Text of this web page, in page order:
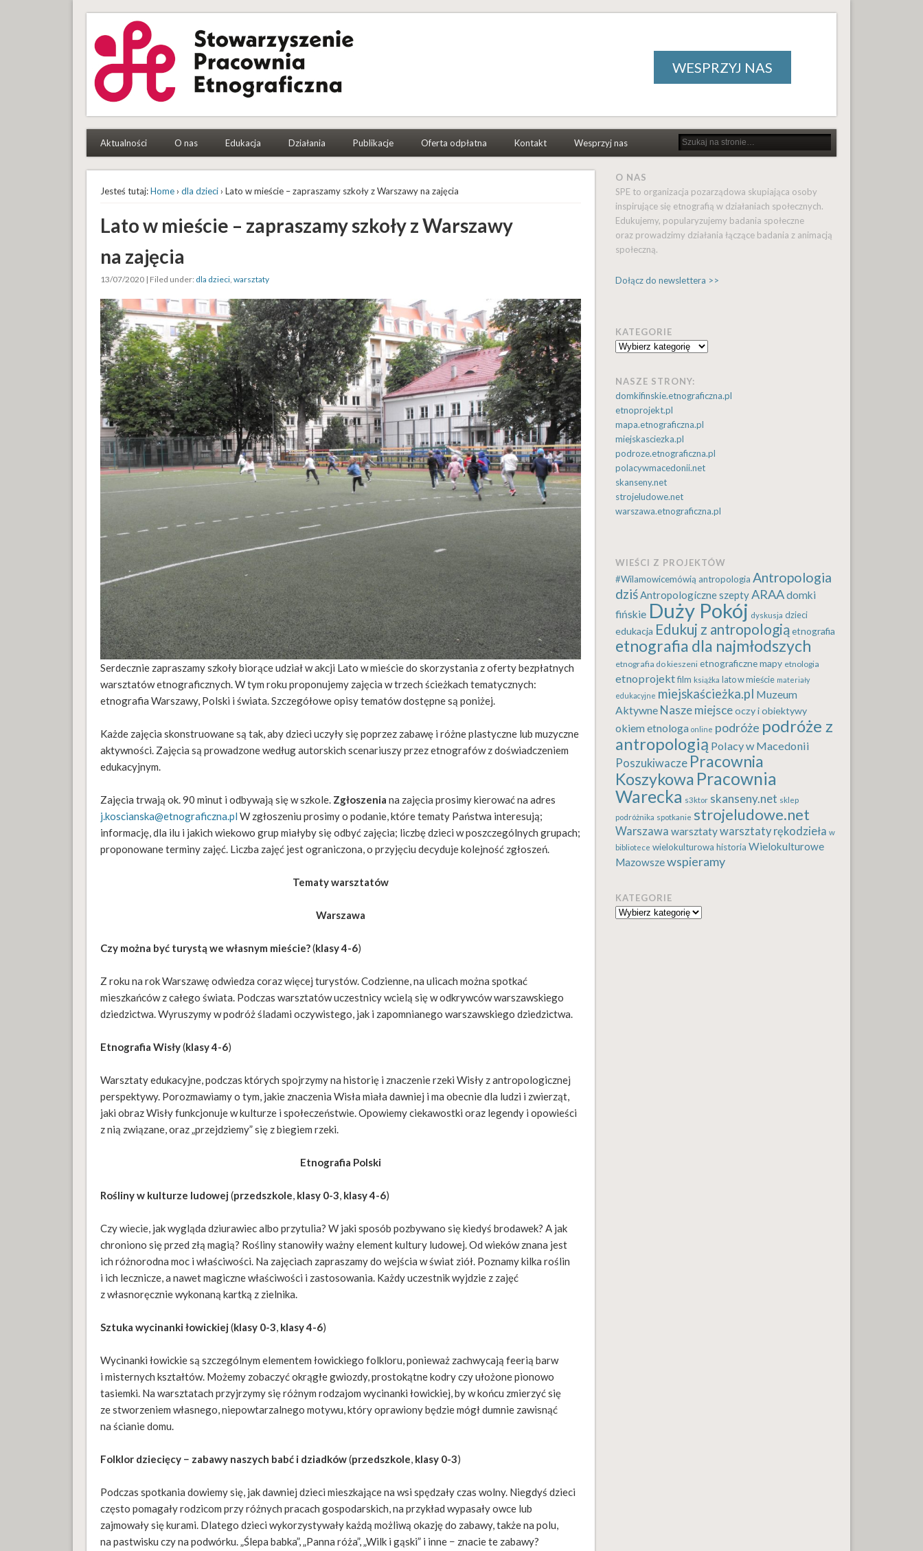
Stowarzyszenie Pracownia Etnograficzna
To etnografki i etnografowie, którym się chce
WESPRZYJ NAS
Aktualności O nas Edukacja Działania Publikacje Oferta odpłatna Kontakt Wesprzyj nas
Jesteś tutaj:Home› dla dzieci› Lato w mieście – zapraszamy szkoły z Warszawy na zajęcia
Lato w mieście – zapraszamy szkoły z Warszawy
na zajęcia
13/07/2020 | Filed under: dla dzieci, warsztaty
Serdecznie zapraszamy szkoły biorące udział w akcji Lato w mieście do skorzystania z oferty bezpłatnych
warsztatów etnograficznych. W tym roku proponujemy zajęcia w trzech ścieżkach tematycznych:
etnografia Warszawy, Polski i świata. Szczegółowe opisy tematów dostępne są poniżej.
Każde zajęcia skonstruowane są tak, aby dzieci uczyły się poprzez zabawę i różne plastyczne lub muzyczne
aktywności. Zajęcia są prowadzone według autorskich scenariuszy przez etnografów z doświadczeniem
edukacyjnym.
Zajęcia trwają ok. 90 minut i odbywają się w szkole. Zgłoszenia na zajęcia prosimy kierować na adres
j.koscianska@etnograficzna.pl W zgłoszeniu prosimy o podanie, które tematy Państwa interesują;
informację, dla ilu i jakich wiekowo grup miałyby się odbyć zajęcia; liczbę dzieci w poszczególnych grupach;
proponowane terminy zajęć. Liczba zajęć jest ograniczona, o przyjęciu decyduje kolejność zgłoszeń.
Tematy warsztatów
Warszawa
Czy można być turystą we własnym mieście?(klasy 4-6)
Z roku na rok Warszawę odwiedza coraz więcej turystów. Codzienne, na ulicach można spotkać
mieszkańców z całego świata. Podczas warsztatów uczestnicy wcielą się w odkrywców warszawskiego
dziedzictwa. Wyruszymy w podróż śladami oczywistego, jak i zapomnianego warszawskiego dziedzictwa.
Etnografia Wisły(klasy 4-6)
Warsztaty edukacyjne, podczas których spojrzymy na historię i znaczenie rzeki Wisły z antropologicznej
perspektywy. Porozmawiamy o tym, jakie znaczenia Wisła miała dawniej i ma obecnie dla ludzi i zwierząt,
jaki obraz Wisły funkcjonuje w kulturze i społeczeństwie. Opowiemy ciekawostki oraz legendy i opowieści
z nią związane, oraz „przejdziemy” się z biegiem rzeki.
Etnografia Polski
Rośliny w kulturze ludowej (przedszkole, klasy 0-3, klasy 4-6)
Czy wiecie, jak wygląda dziurawiec albo przytulia? W jaki sposób pozbywano się kiedyś brodawek? A jak
chroniono się przed złą magią? Rośliny stanowiły ważny element kultury ludowej. Od wieków znana jest
ich różnorodna moc i właściwości. Na zajęciach zapraszamy do wejścia w świat ziół. Poznamy kilka roślin
i ich lecznicze, a nawet magiczne właściwości i zastosowania. Każdy uczestnik wyjdzie z zajęć
z własnoręcznie wykonaną kartką z zielnika.
Sztuka wycinanki łowickiej (klasy 0-3, klasy 4-6)
Wycinanki łowickie są szczególnym elementem łowickiego folkloru, ponieważ zachwycają feerią barw
i misternych kształtów. Możemy zobaczyć okrągłe gwiozdy, prostokątne kodry czy ułożone pionowo
tasiemki. Na warsztatach przyjrzymy się różnym rodzajom wycinanki łowickiej, by w końcu zmierzyć się
ze stworzeniem własnego, niepowtarzalnego motywu, który oprawiony będzie mógł dumnie zawisnąć
na ścianie domu.
Folklor dziecięcy − zabawy naszych babć i dziadków(przedszkole, klasy 0-3)
Podczas spotkania dowiemy się, jak dawniej dzieci mieszkające na wsi spędzały czas wolny. Niegdyś dzieci
często pomagały rodzicom przy różnych pracach gospodarskich, na przykład wypasały owce lub
zajmowały się kurami. Dlatego dzieci wykorzystywały każdą możliwą okazję do zabawy, także na polu,
na pastwisku czy na podwórku. „Ślepa babka”, „Panna róża”, „Wilk i gąski” i inne − znacie te zabawy?
O NAS
SPE to organizacja pozarządowa skupiająca osoby
inspirujące się etnografią w działaniach społecznych.
Edukujemy, popularyzujemy badania społeczne
oraz prowadzimy działania łączące badania z animacją
społeczną.
Dołącz do newslettera >>
KATEGORIE
Kategorie
NASZE STRONY:
domkifinskie.etnograficzna.pl
etnoprojekt.pl
mapa.etnograficzna.pl
miejskasciezka.pl
podroze.etnograficzna.pl
polacywmacedonii.net
skanseny.net
strojeludowe.net
warszawa.etnograficzna.pl
WIEŚCI Z PROJEKTÓW
#Wilamowicemówią antropologia Antropologia
dziśAntropologiczne szeptyARAAdomki
fińskie Duży Pokój dyskusja dzieci
edukacja Edukuj z antropologiąetnografia
etnografia dla najmłodszych
etnografia do kieszeni etnograficzne mapy etnologia
etnoprojekt film książka lato w mieście materiały
edukacyjne miejskaścieżka.pl Muzeum
Aktywne Nasze miejsceoczy i obiektywy
okiem etnologa online podróże podróże z
antropologią Polacy w Macedonii
Poszukiwacze Pracownia
Koszykowa Pracownia
Warecka s3ktor skanseny.net sklep
podróżnika spotkanie strojeludowe.net
Warszawa warsztatywarsztaty rękodzieła w
bibliotece wielokulturowa historia Wielokulturowe
Mazowszewspieramy
KATEGORIE
Kategorie